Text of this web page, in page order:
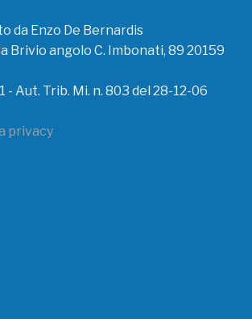
da Enzo De Bernardis
Brivio angolo C. Imbonati, 89 20159
- Aut. Trib. Mi. n. 803 del 28-12-06
privacy